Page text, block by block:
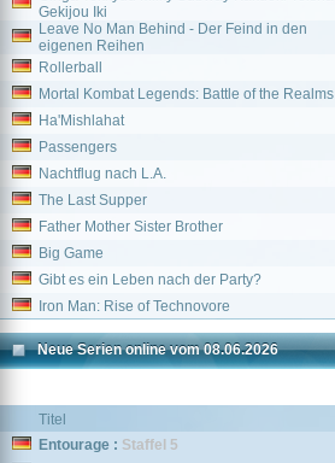
Gekijou Iki
Leave No Man Behind - Der Feind in den
eigenen Reihen
Rollerball
Mortal Kombat Legends: Battle of the Realms
Ha'Mishlahat
Passengers
Nachtflug nach L.A.
The Last Supper
Father Mother Sister Brother
Big Game
Gibt es ein Leben nach der Party?
Iron Man: Rise of Technovore
Neue Serien online vom 08.06.2026
Titel
Entourage : Staffel 5